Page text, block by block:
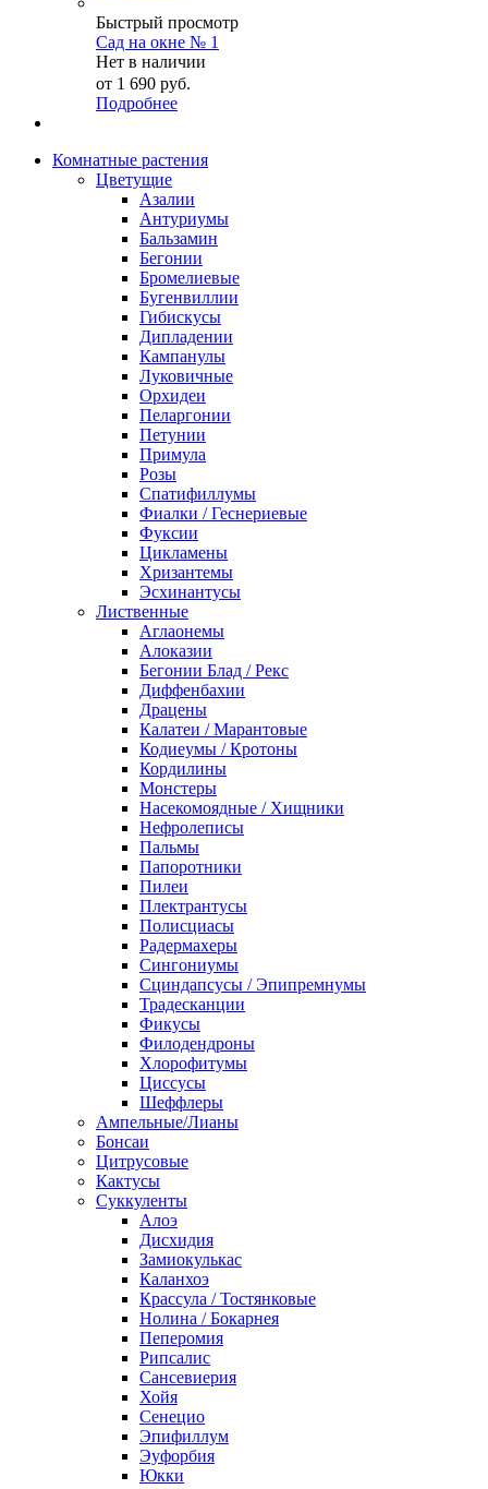
Быстрый просмотр
Сад на окне № 1
Нет в наличии
от 1 690 руб.
Подробнее
Комнатные растения
Цветущие
Азалии
Антуриумы
Бальзамин
Бегонии
Бромелиевые
Бугенвиллии
Гибискусы
Дипладении
Кампанулы
Луковичные
Орхидеи
Пеларгонии
Петунии
Примула
Розы
Спатифиллумы
Фиалки / Геснериевые
Фуксии
Цикламены
Хризантемы
Эсхинантусы
Лиственные
Аглаонемы
Алоказии
Бегонии Блад / Рекс
Диффенбахии
Драцены
Калатеи / Марантовые
Кодиеумы / Кротоны
Кордилины
Монстеры
Насекомоядные / Хищники
Нефролеписы
Пальмы
Папоротники
Пилеи
Плектрантусы
Полисциасы
Радермахеры
Сингониумы
Сциндапсусы / Эпипремнумы
Традесканции
Фикусы
Филодендроны
Хлорофитумы
Циссусы
Шеффлеры
Ампельные/Лианы
Бонсаи
Цитрусовые
Кактусы
Суккуленты
Алоэ
Дисхидия
Замиокулькас
Каланхоэ
Крассула / Тостянковые
Нолина / Бокарнея
Пеперомия
Рипсалис
Сансевиерия
Хойя
Сенецио
Эпифиллум
Эуфорбия
Юкки